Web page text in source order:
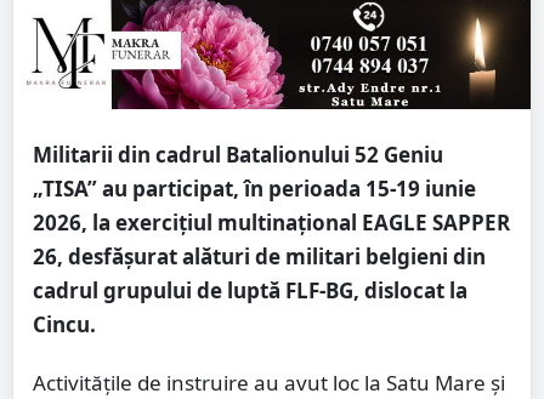
Militarii din cadrul Batalionului 52 Geniu
„TISA” au participat, în perioada 15-19 iunie
2026, la exercițiul multinațional EAGLE SAPPER
26, desfășurat alături de militari belgieni din
cadrul grupului de luptă FLF-BG, dislocat la
Cincu.
Activitățile de instruire au avut loc la Satu Mare și